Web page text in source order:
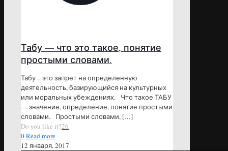
Табу — что это такое, понятие
простыми словами.
Табу – это запрет на определенную
деятельность, базирующийся на культурных
или моральных убеждениях. Что такое ТАБУ
— значение, определение, понятие простыми
словами. Простыми словами, […]
Do you like it?26
0Read more
12 января, 2017